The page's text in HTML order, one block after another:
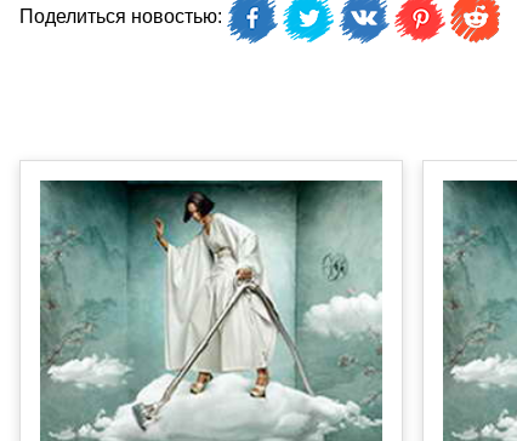
Поделиться новостью: